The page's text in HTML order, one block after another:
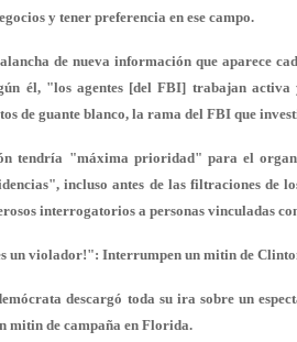
y tener preferencia en ese campo.
de nueva información que aparece
él, "los agentes [del FBI] trabajan
de guante blanco, la rama del FBI que
tendría "máxima prioridad" para el
incluso antes de las filtraciones de
interrogatorios a personas vinculadas
un violador!": Interrumpen un mitin de
descargó toda su ira sobre un
mitin de campaña en Florida.